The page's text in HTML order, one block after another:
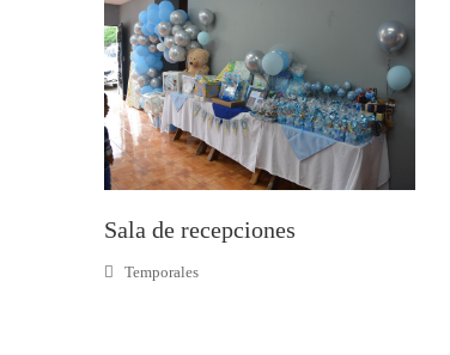
Sala de recepciones
Temporales